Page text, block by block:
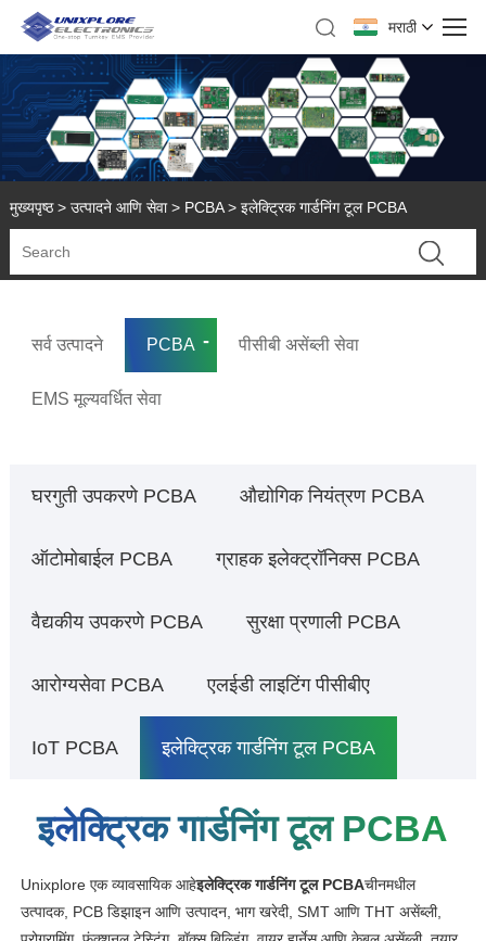
मराठी
मुख्यपृष्ठ > उत्पादने आणि सेवा> PCBA> इलेक्ट्रिक गार्डनिंग टूल PCBA
सर्व उत्पादने PCBA पीसीबी असेंब्ली सेवा
EMS मूल्यवर्धित सेवा
घरगुती उपकरणे PCBA औद्योगिक नियंत्रण PCBA
ऑटोमोबाईल PCBA ग्राहक इलेक्ट्रॉनिक्स PCBA
वैद्यकीय उपकरणे PCBA सुरक्षा प्रणाली PCBA
आरोग्यसेवा PCBA एलईडी लाइटिंग पीसीबीए
IoT PCBA इलेक्ट्रिक गार्डनिंग टूल PCBA
इलेक्ट्रिक गार्डनिंग टूल PCBA
Unixplore एक व्यावसायिक आहेइलेक्ट्रिक गार्डनिंग टूल PCBAचीनमधील
उत्पादक, PCB डिझाइन आणि उत्पादन, भाग खरेदी, SMT आणि THT असेंब्ली,